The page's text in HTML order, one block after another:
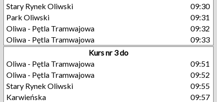
Stary Rynek Oliwski
09:30
Park Oliwski
09:31
Oliwa - Pętla Tramwajowa
09:32
Oliwa - Pętla Tramwajowa
09:33
Kurs nr 3 do
Oliwa - Pętla Tramwajowa
09:51
Oliwa - Pętla Tramwajowa
09:52
Stary Rynek Oliwski
09:55
Karwieńska
09:57